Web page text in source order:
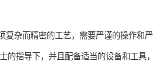
复杂而精密的工艺，需要严谨的操作和严
的指导下，并且配备适当的设备和工具，